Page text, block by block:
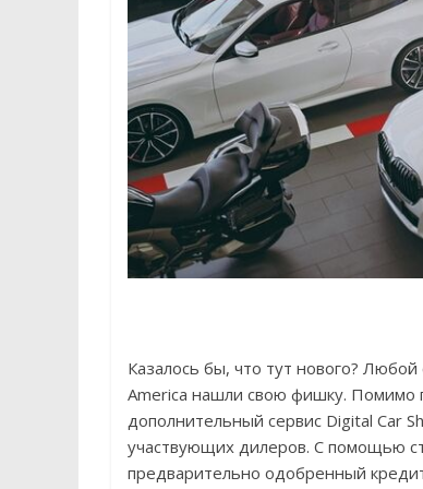
Казалось бы, что тут нового?
America нашли свою фишку. Помимо
дополнительный сервис Digital Car
участвующих дилеров. С помощью
предварительно одобренный